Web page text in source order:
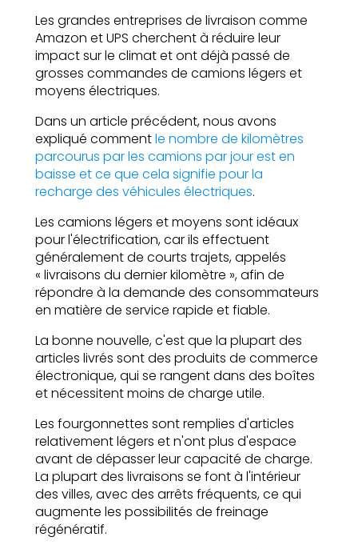
Les grandes entreprises de livraison comme
Amazon et UPS cherchent à réduire leur
impact sur le climat et ont déjà passé de
grosses commandes de camions légers et
moyens électriques.
Dans un article précédent, nous avons
expliqué commentle nombre de kilomètres
parcourus par les camions par jour est en
baisse et ce que cela signifie pour la
recharge des véhicules électriques.
Les camions légers et moyens sont idéaux
pour l'électrification, car ils effectuent
généralement de courts trajets, appelés
« livraisons du dernier kilomètre », afin de
répondre à la demande des consommateurs
en matière de service rapide et fiable.
La bonne nouvelle, c'est que la plupart des
articles livrés sont des produits de commerce
électronique, qui se rangent dans des boîtes
et nécessitent moins de charge utile.
Les fourgonnettes sont remplies d'articles
relativement légers et n'ont plus d'espace
avant de dépasser leur capacité de charge.
La plupart des livraisons se font à l'intérieur
des villes, avec des arrêts fréquents, ce qui
augmente les possibilités de freinage
régénératif.